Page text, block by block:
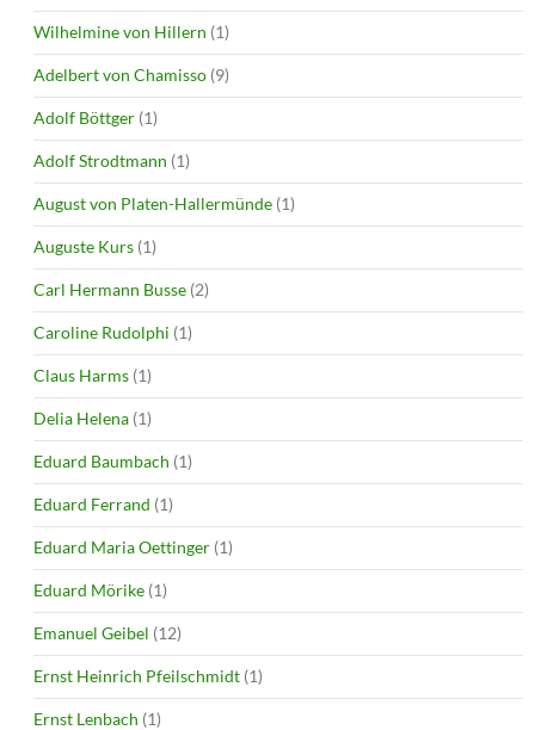
Wilhelmine von Hillern (1)
Adelbert von Chamisso (9)
Adolf Böttger (1)
Adolf Strodtmann (1)
August von Platen-Hallermünde (1)
Auguste Kurs (1)
Carl Hermann Busse (2)
Caroline Rudolphi (1)
Claus Harms (1)
Delia Helena (1)
Eduard Baumbach (1)
Eduard Ferrand (1)
Eduard Maria Oettinger (1)
Eduard Mörike (1)
Emanuel Geibel (12)
Ernst Heinrich Pfeilschmidt (1)
Ernst Lenbach (1)